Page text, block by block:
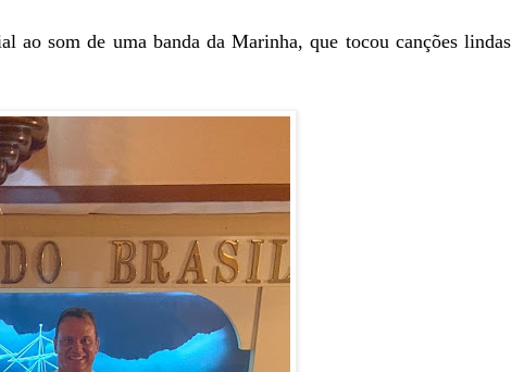
ao som de uma banda da Marinha, que tocou canções lindas